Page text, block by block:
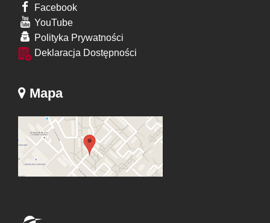
Facebook
YouTube
Polityka Prywatności
Deklaracja Dostępności
Mapa